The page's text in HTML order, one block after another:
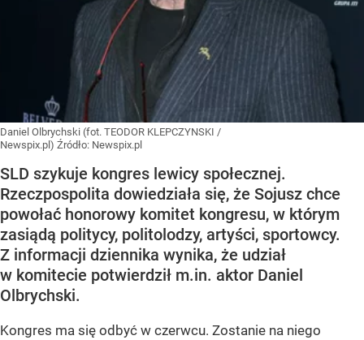
Daniel Olbrychski (fot. TEODOR KLEPCZYNSKI /
Newspix.pl) Źródło: Newspix.pl
SLD szykuje kongres lewicy społecznej.
Rzeczpospolita dowiedziała się, że Sojusz chce
powołać honorowy komitet kongresu, w którym
zasiądą politycy, politolodzy, artyści, sportowcy.
Z informacji dziennika wynika, że udział
w komitecie potwierdził m.in. aktor Daniel
Olbrychski.
Kongres ma się odbyć w czerwcu. Zostanie na niego